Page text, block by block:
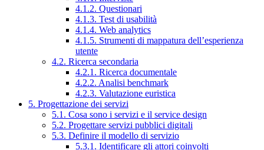
4.1.2. Questionari
4.1.3. Test di usabilità
4.1.4. Web analytics
4.1.5. Strumenti di mappatura dell’esperienza
utente
4.2. Ricerca secondaria
4.2.1. Ricerca documentale
4.2.2. Analisi benchmark
4.2.3. Valutazione euristica
5. Progettazione dei servizi
5.1. Cosa sono i servizi e il service design
5.2. Progettare servizi pubblici digitali
5.3. Definire il modello di servizio
5.3.1. Identificare gli attori coinvolti